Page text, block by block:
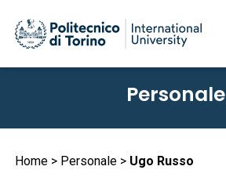
principale
Personale
Briciole
Home Personale Ugo Russo